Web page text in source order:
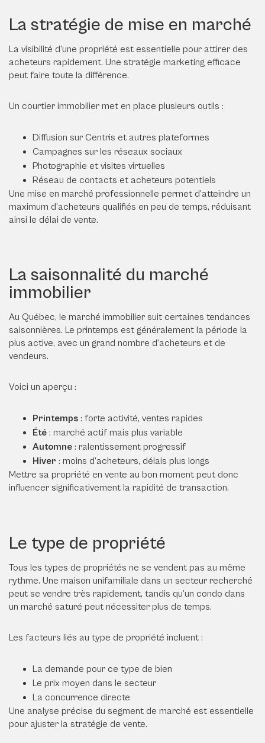
La stratégie de mise en marché
La visibilité d’une propriété est essentielle pour attirer des
acheteurs rapidement. Une stratégie marketing efficace
peut faire toute la différence.
Un courtier immobilier met en place plusieurs outils :
Diffusion sur Centris et autres plateformes
Campagnes sur les réseaux sociaux
Photographie et visites virtuelles
Réseau de contacts et acheteurs potentiels
Une mise en marché professionnelle permet d’atteindre un
maximum d’acheteurs qualifiés en peu de temps, réduisant
ainsi le délai de vente.
La saisonnalité du marché
immobilier
Au Québec, le marché immobilier suit certaines tendances
saisonnières. Le printemps est généralement la période la
plus active, avec un grand nombre d’acheteurs et de
vendeurs.
Voici un aperçu :
Printemps : forte activité, ventes rapides
Été : marché actif mais plus variable
Automne : ralentissement progressif
Hiver : moins d’acheteurs, délais plus longs
Mettre sa propriété en vente au bon moment peut donc
influencer significativement la rapidité de transaction.
Le type de propriété
Tous les types de propriétés ne se vendent pas au même
rythme. Une maison unifamiliale dans un secteur recherché
peut se vendre très rapidement, tandis qu’un condo dans
un marché saturé peut nécessiter plus de temps.
Les facteurs liés au type de propriété incluent :
La demande pour ce type de bien
Le prix moyen dans le secteur
La concurrence directe
Une analyse précise du segment de marché est essentielle
pour ajuster la stratégie de vente.